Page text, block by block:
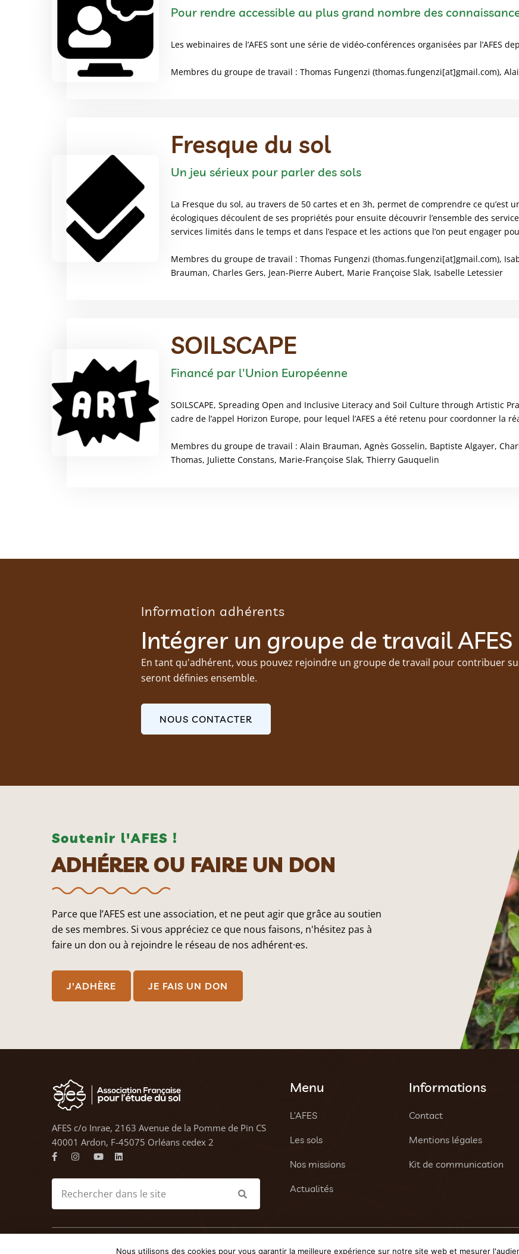
Pour rendre accessible au plus grand nombre des
Les webinaires de l’AFES sont une série de vidéo-conférences organisées par l’AFES
Membres du groupe de travail : Thomas Fungenzi (thomas.fungenzi[at]gmail.com),
Fresque du sol
Un jeu sérieux pour parler des sols
La Fresque du sol, au travers de 50 cartes et en 3h, permet de comprendre ce qu’est
écologiques découlent de ses propriétés pour ensuite découvrir l’ensemble des
services limités dans le temps et dans l’espace et les actions que l’on peut engager
Membres du groupe de travail : Thomas Fungenzi (thomas.fungenzi[at]gmail.com),
Brauman, Charles Gers, Jean-Pierre Aubert, Marie Françoise Slak, Isabelle Letessier
SOILSCAPE
Financé par l'Union Européenne
SOILSCAPE, Spreading Open and Inclusive Literacy and Soil Culture through Artistic
cadre de l’appel Horizon Europe, pour lequel l’AFES a été retenu pour coordonner la
Membres du groupe de travail : Alain Brauman, Agnès Gosselin, Baptiste Algayer,
Thomas, Juliette Constans, Marie-Françoise Slak, Thierry Gauquelin
Information adhérents
Intégrer un groupe de travail AFES
En tant qu'adhérent, vous pouvez rejoindre un groupe de travail pour contribuer
seront définies ensemble.
NOUS CONTACTER
Soutenir l'AFES !
ADHÉRER OU FAIRE UN DON
Parce que l’AFES est une association, et ne peut agir que grâce au soutien
de ses membres. Si vous appréciez ce que nous faisons, n'hésitez pas à
faire un don ou à rejoindre le réseau de nos adhérent·es.
J'ADHÈRE JE FAIS UN DON
AFES c/o Inrae, 2163 Avenue de la Pomme de Pin CS
40001 Ardon, F-45075 Orléans cedex 2
Menu
L’AFES
Les sols
Nos missions
Actualités
Informations
Contact
Mentions légales
Kit de communication
© 2023 AFES - Tous droits réservés - Une créationTony Oheix : Agence Web Caen
Nous utilisons des cookies pour vous garantir la meilleure expérience sur notre site web et mesurer